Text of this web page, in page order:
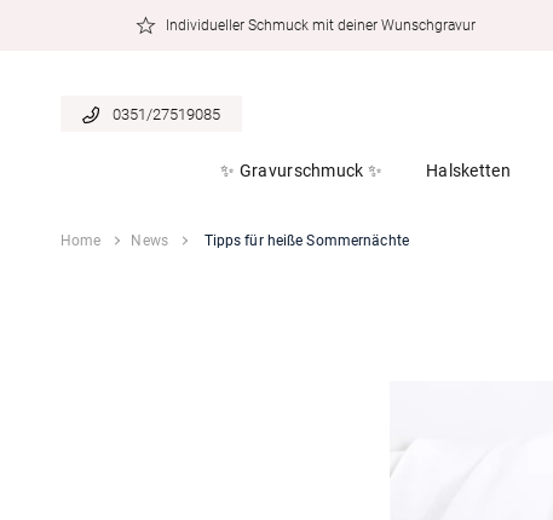
Individueller Schmuck mit deiner Wunschgravur
0351/27519085
✨ Gravurschmuck ✨ Halsketten
Home News Tipps für heiße Sommernächte